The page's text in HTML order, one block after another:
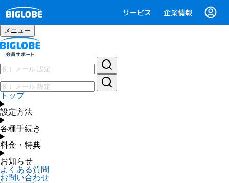
サービス 企業情報
メニュー
トップ
設定方法
各種手続き
料金・特典
お知らせ
よくある質問
お問い合わせ